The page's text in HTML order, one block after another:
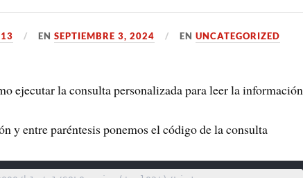
ENSEPTIEMBRE 3, 2024 ENUNCATEGORIZED
ejecutar la consulta personalizada para leer la información
y entre paréntesis ponemos el código de la consulta